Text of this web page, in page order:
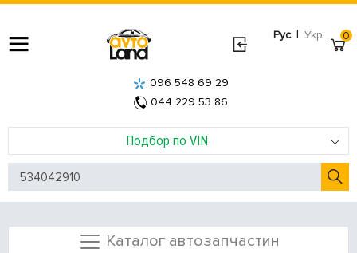
Рус | Укр
Подбор по VIN
096 548 69 29
044 229 53 86
0
Каталог автозапчастин